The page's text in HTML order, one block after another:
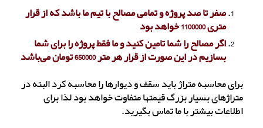
صفر تا صد پروژه و تمامی مصالح با تیم ما باشد که از قرار
متری 1100000 خواهد بود
اگر مصالح را شما تامین کنید و ما فقط پروژه را برای شما
بسازیم در این صورت از قرار هر متر 650000 تومان می‌باشد
برای محاسبه متراژ باید سقف و دیوارها را محاسبه کرد البته در
متراژهای بسیار بزرگ قیمتها متفاوت خواهد بود لذا برای
اطلاعات بیشتر با ما تماس بگیرید.